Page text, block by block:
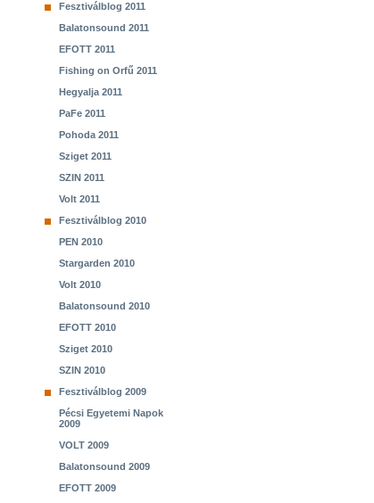
Fesztiválblog 2011
Balatonsound 2011
EFOTT 2011
Fishing on Orfű 2011
Hegyalja 2011
PaFe 2011
Pohoda 2011
Sziget 2011
SZIN 2011
Volt 2011
Fesztiválblog 2010
PEN 2010
Stargarden 2010
Volt 2010
Balatonsound 2010
EFOTT 2010
Sziget 2010
SZIN 2010
Fesztiválblog 2009
Pécsi Egyetemi Napok
2009
VOLT 2009
Balatonsound 2009
EFOTT 2009